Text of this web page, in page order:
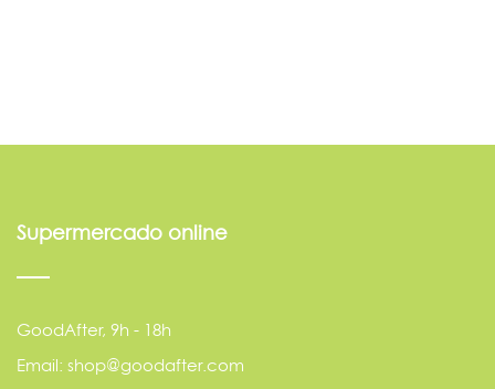
Supermercado online
GoodAfter, 9h - 18h
Email: shop@goodafter.com